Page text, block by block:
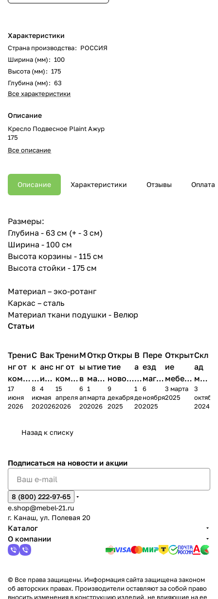
Характеристики
Страна производства: РОССИЯ
Ширина (мм): 100
Высота (мм): 175
Глубина (мм): 63
Все характеристики
Описание
Кресло Подвесное Plaint Ажур
175
Все описание
Описание Характеристики Отзывы Оплата
Размеры:
Глубина - 63 см (+ - 3 см)
Ширина - 100 см
Высота корзины - 115 см
Высота стойки - 175 см
Материал – эко-ротанг
Каркас – сталь
Материал ткани подушки - Велюр
Статьи
Трени
нг от
комп
ании
Мело
17
июня
2026
С
к
и
д
к
2
8
июня
2026
Вак
анс
ия в
Чеб
окс
4
мая
2026
Трени
нг от
комп
ании
Мело
15
апреля
2026
М
ы
в
М
А
6
апреля
2026
Откр
ытие
мага
зина
в
1
марта
2026
Откры
тие
новог
о
магаз
9
декабря
2025
В
а
к
а
н
1
декабря
2025
Пере
езд
магаз
ина в
г.
6
ноября
2025
Открыт
ие
мебель
ного
салона
3 марта
2025
Скл
ад
меб
ели
пер
3
2024
Назад к списку
Подписаться на новости и акции
8 (800) 222-97-65
e.shop@mebel-21.ru
г. Канаш, ул. Полевая 20
Каталог
О компании
© Все права защищены. Информация сайта защищена законом
об авторских правах. Производители оставляют за собой право
вносить изменения в конструкцию изделий, не влияющие на ее